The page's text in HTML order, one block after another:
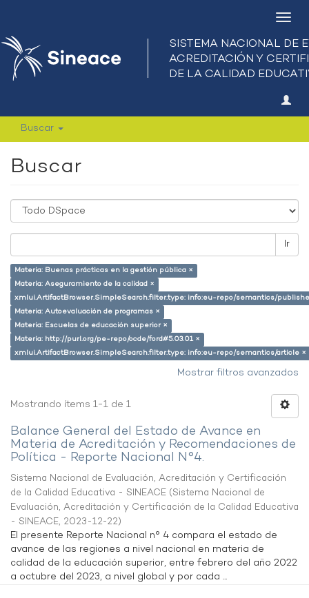
Buscar
Buscar
Ir
Materia: Buenas prácticas en la gestión pública ×
Materia: Aseguramiento de la calidad ×
xmlui.ArtifactBrowser.SimpleSearch.filter.type: info:eu-repo/semantics/
Materia: Autoevaluación de programas ×
Materia: Escuelas de educación superior ×
Materia: http://purl.org/pe-repo/ocde/ford#5.03.01 ×
xmlui.ArtifactBrowser.SimpleSearch.filter.type: info:eu-repo/semantics/article ×
Mostrar filtros avanzados
Mostrando ítems 1-1 de 1
Balance General del Estado de Avance en
Materia de Acreditación y Recomendaciones de
Política - Reporte Nacional N°4.
Sistema Nacional de Evaluación, Acreditación y Certificación
de la Calidad Educativa - SINEACE (Sistema Nacional de
Evaluación, Acreditación y Certificación de la Calidad Educativa
- SINEACE, 2023-12-22)
El presente Reporte Nacional n° 4 compara el estado de
avance de las regiones a nivel nacional en materia de
calidad de la educación superior, entre febrero del año 2022
a octubre del 2023, a nivel global y por cada ...